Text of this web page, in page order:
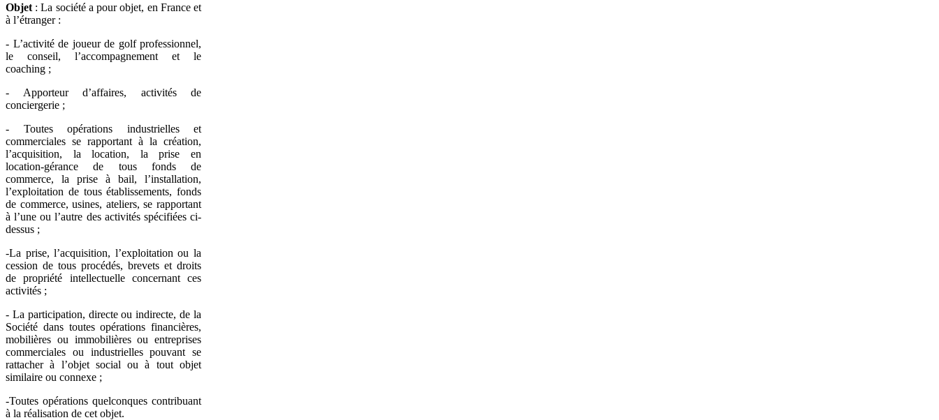
Objet : La société a pour objet, en France et
à l’étranger :
- L’activité de joueur de golf professionnel,
le conseil, l’accompagnement et le
coaching ;
- Apporteur d’affaires, activités de
conciergerie ;
- Toutes opérations industrielles et
commerciales se rapportant à la création,
l’acquisition, la location, la prise en
location-gérance de tous fonds de
commerce, la prise à bail, l’installation,
l’exploitation de tous établissements, fonds
de commerce, usines, ateliers, se rapportant
à l’une ou l’autre des activités spécifiées ci-
dessus ;
-La prise, l’acquisition, l’exploitation ou la
cession de tous procédés, brevets et droits
de propriété intellectuelle concernant ces
activités ;
- La participation, directe ou indirecte, de la
Société dans toutes opérations financières,
mobilières ou immobilières ou entreprises
commerciales ou industrielles pouvant se
rattacher à l’objet social ou à tout objet
similaire ou connexe ;
-Toutes opérations quelconques contribuant
à la réalisation de cet objet.